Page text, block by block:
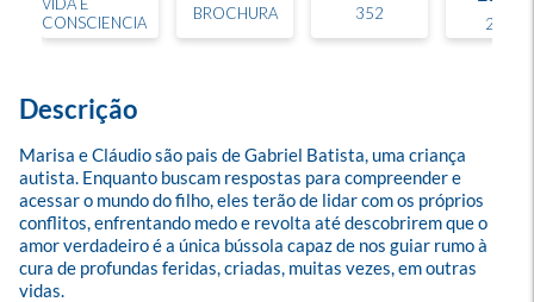
CONSCIENCIA
BROCHURA 352
2025
Descrição
Marisa e Cláudio são pais de Gabriel Batista, uma criança
autista. Enquanto buscam respostas para compreender e
acessar o mundo do filho, eles terão de lidar com os próprios
conflitos, enfrentando medo e revolta até descobrirem que o
amor verdadeiro é a única bússola capaz de nos guiar rumo à
cura de profundas feridas, criadas, muitas vezes, em outras
vidas.